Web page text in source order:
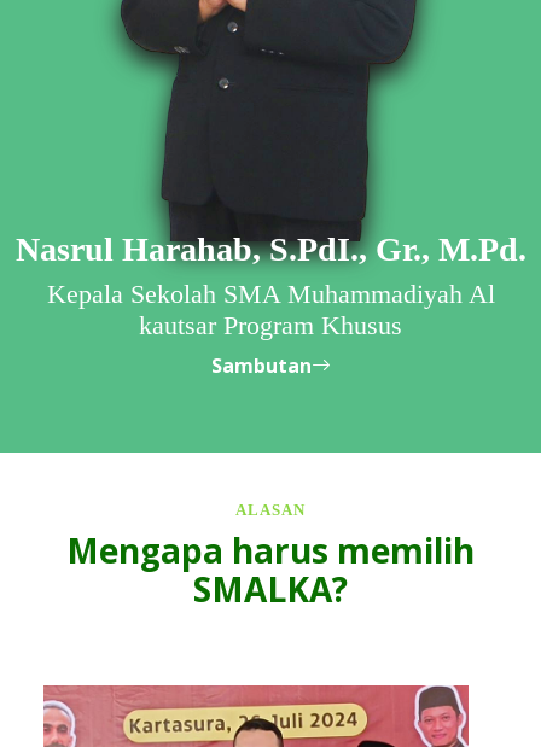
Nasrul Harahab, S.PdI., Gr., M.Pd.
Kepala Sekolah SMA Muhammadiyah Al
kautsar Program Khusus
Sambutan
ALASAN
Mengapa harus memilih
SMALKA?